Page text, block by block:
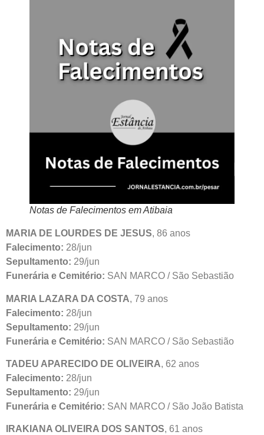
Notas de Falecimentos em Atibaia
MARIA DE LOURDES DE JESUS, 86 anos
Falecimento: 28/jun
Sepultamento: 29/jun
Funerária e Cemitério: SAN MARCO / São Sebastião
MARIA LAZARA DA COSTA, 79 anos
Falecimento: 28/jun
Sepultamento: 29/jun
Funerária e Cemitério: SAN MARCO / São Sebastião
TADEU APARECIDO DE OLIVEIRA, 62 anos
Falecimento: 28/jun
Sepultamento: 29/jun
Funerária e Cemitério: SAN MARCO / São João Batista
IRAKIANA OLIVEIRA DOS SANTOS, 61 anos